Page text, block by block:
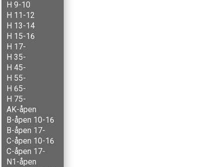
H 9-10
H 11-12
H 13-14
H 15-16
H 17-
H 35-
H 45-
H 55-
H 65-
H 75-
AK-åpen
B-åpen 10-16
B-åpen 17-
C-åpen 10-16
C-åpen 17-
N1-åpen